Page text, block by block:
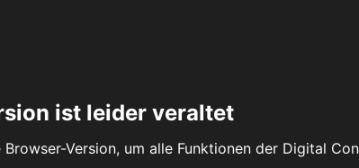
ist leider veraltet
Version, um alle Funktionen der Digital